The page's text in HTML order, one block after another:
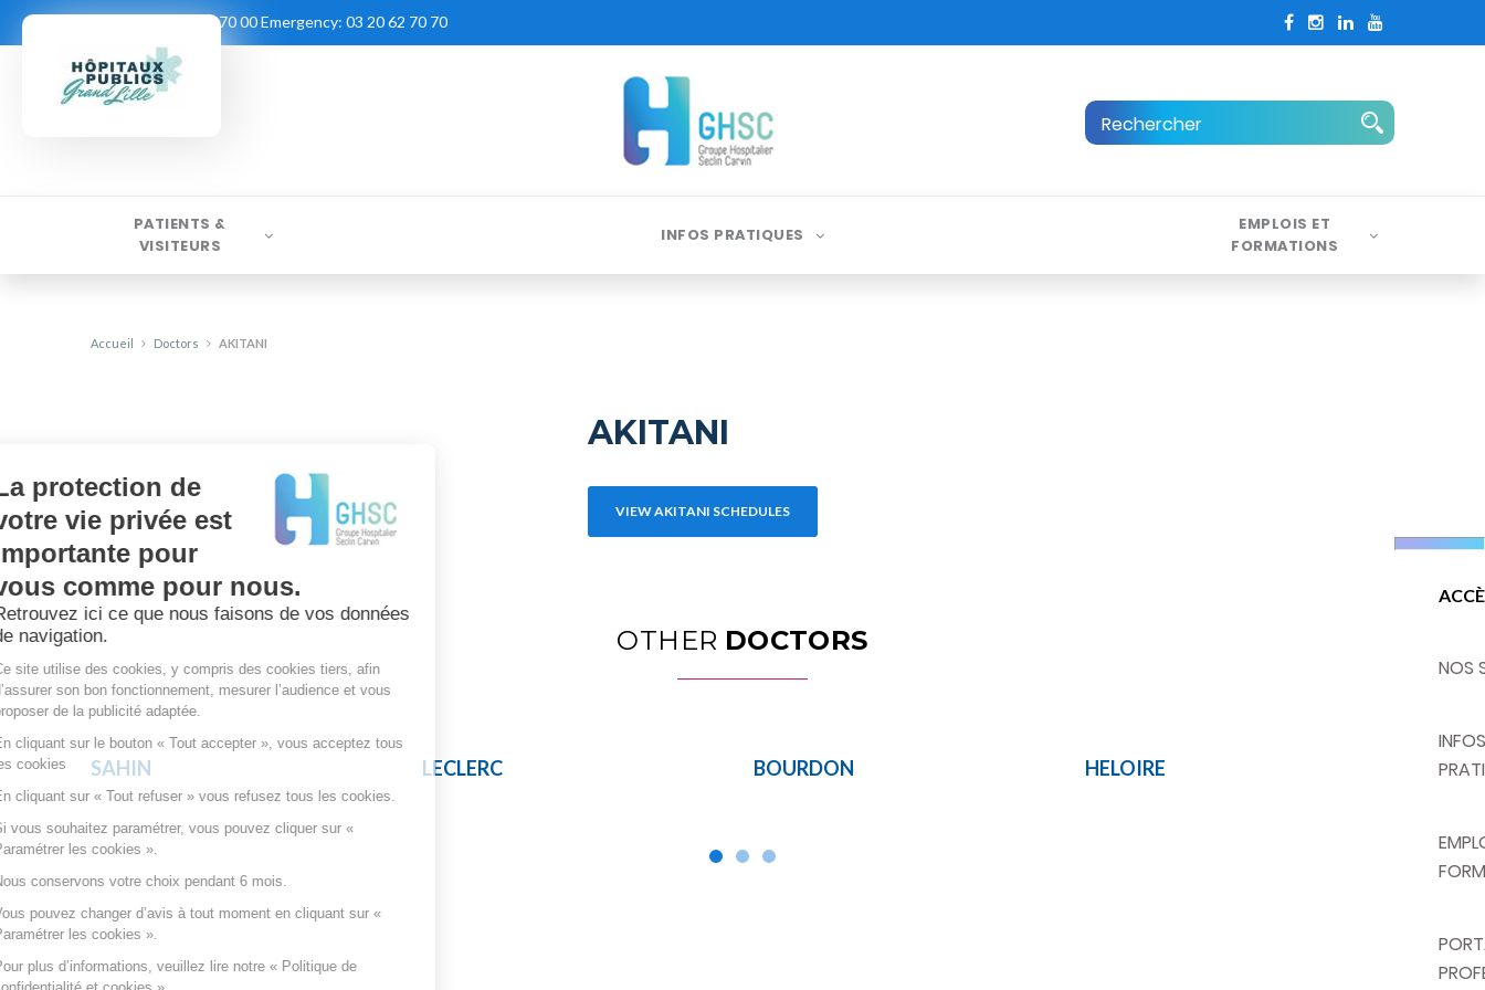
03 20 62 70 00Emergency: 03 20 62 70 70
PATIENTS &
VISITEURS
INFOS PRATIQUES
EMPLOIS ET
FORMATIONS
Accueil Doctors AKITANI
AKITANI
VIEW AKITANI SCHEDULES
OTHER DOCTORS
SAHIN LECLERC BOURDON HELOIRE GILLOT
NOS
INFOS
La protection de
votre vie privée est
importante pour
vous comme pour nous.
Retrouvez ici ce que nous faisons de vos données
de navigation.
Ce site utilise des cookies, y compris des cookies tiers, afin
d’assurer son bon fonctionnement, mesurer l’audience et vous
proposer de la publicité adaptée.
En cliquant sur le bouton « Tout accepter », vous acceptez tous
les cookies
En cliquant sur « Tout refuser » vous refusez tous les cookies.
Si vous souhaitez paramétrer, vous pouvez cliquer sur «
Paramétrer les cookies ».
Nous conservons votre choix pendant 6 mois.
Vous pouvez changer d’avis à tout moment en cliquant sur «
Paramétrer les cookies ».
Pour plus d’informations, veuillez lire notre « Politique de
confidentialité et cookies ».